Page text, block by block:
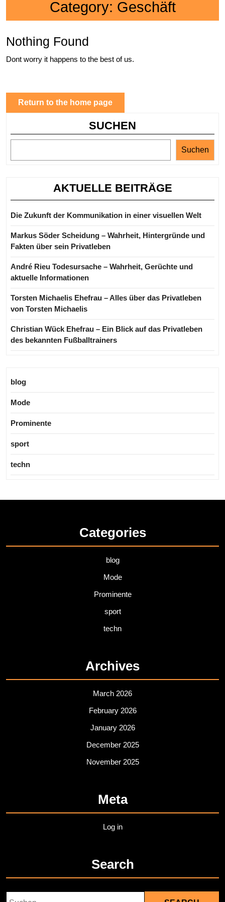
Category: Geschäft
Nothing Found
Dont worry it happens to the best of us.
Return to the home pageReturn
to
the
home
SUCHEN
Suchen
AKTUELLE BEITRÄGE
Die Zukunft der Kommunikation in einer visuellen Welt
Markus Söder Scheidung – Wahrheit, Hintergründe und
Fakten über sein Privatleben
André Rieu Todesursache – Wahrheit, Gerüchte und
aktuelle Informationen
Torsten Michaelis Ehefrau – Alles über das Privatleben
von Torsten Michaelis
Christian Wück Ehefrau – Ein Blick auf das Privatleben
des bekannten Fußballtrainers
blog
Mode
Prominente
sport
techn
Categories
blog
Mode
Prominente
sport
techn
Archives
March 2026
February 2026
January 2026
December 2025
November 2025
Meta
Log in
Search